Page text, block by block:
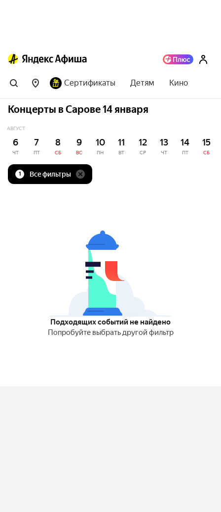
Сертификаты Детям Кино
Концерты в Сарове 14 января
АВГУСТ
6
ЧТ
7
ПТ
8
СБ
9
ВС
10
ПН
11
ВТ
12
СР
13
ЧТ
14
ПТ
15
СБ
1 Все фильтры
Подходящих событий не найдено
Попробуйте выбрать другой фильтр